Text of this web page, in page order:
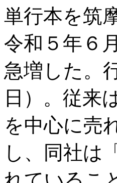
単行本を筑
令和５年６
急増した。
日）。従来
を中心に売
し、同社は